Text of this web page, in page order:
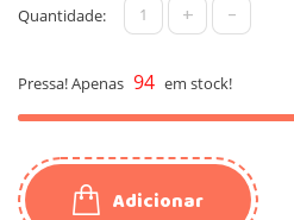
Quantidade: + -
Pressa! Apenas 94 em stock!
Adicionar